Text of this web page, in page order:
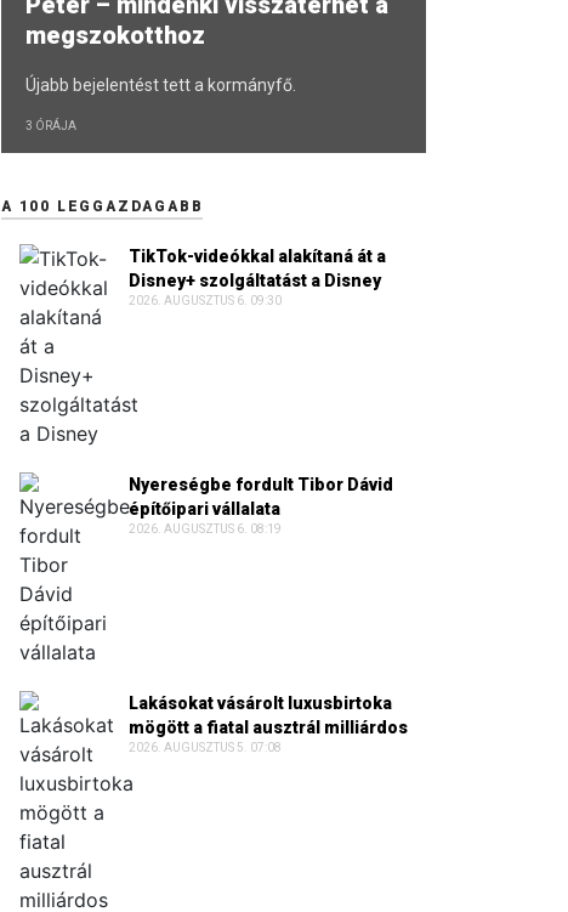
megszokotthoz
Újabb bejelentést tett a kormányfő.
3 ÓRÁJA
A 100 LEGGAZDAGABB
TikTok-videókkal alakítaná át a
Disney+ szolgáltatást a Disney
2026. AUGUSZTUS 6. 09:30
Nyereségbe fordult Tibor Dávid
építőipari vállalata
2026. AUGUSZTUS 6. 08:19
Lakásokat vásárolt luxusbirtoka
mögött a fiatal ausztrál milliárdos
2026. AUGUSZTUS 5. 07:08